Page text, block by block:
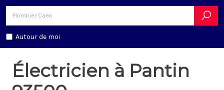
Autour de moi
Électricien à Pantin